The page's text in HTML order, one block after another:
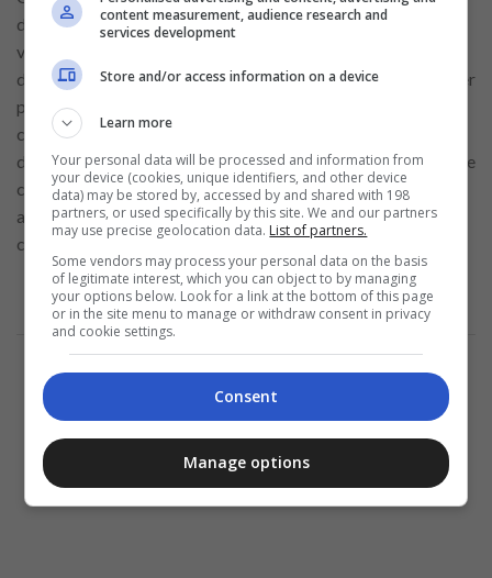
département, de traiter les retours et les échanges, et de
veiller à ce que le flux d’informations entre différentes zones
du supermarché soit fluide et efficace. La capacité à effectuer
plusieurs tâches et à prioriser les tâches est également
cruciale dans ce rôle. Les associés du service d’assistance
doivent être en mesure de jongler avec plusieurs demandes de
clients simultanément, tout en conservant leur calme et une
attitude positive, même pendant les périodes les plus
chargées et les plus exigeantes.
content measurement, audience research and
services development
Store and/or access information on a device
Learn more
Your personal data will be processed and information from
your device (cookies, unique identifiers, and other device
data) may be stored by, accessed by and shared with 198
partners, or used specifically by this site. We and our partners
may use precise geolocation data. List of partners.
Some vendors may process your personal data on the basis
of legitimate interest, which you can object to by managing
your options below. Look for a link at the bottom of this page
or in the site menu to manage or withdraw consent in privacy
and cookie settings.
Consent
Manage options